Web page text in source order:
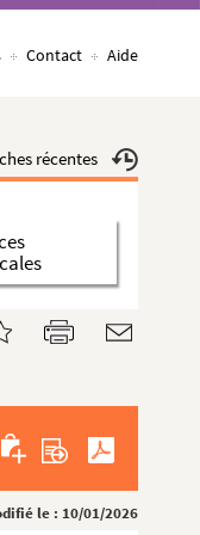
Contact Aide
récentes
le : 10/01/2026